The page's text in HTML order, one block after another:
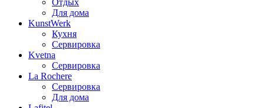
Отдых
Для дома
KunstWerk
Кухня
Сервировка
Kvetna
Сервировка
La Rochere
Сервировка
Для дома